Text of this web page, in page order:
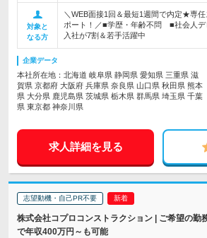
対象と
なる方
＼WEB面接1回＆最短1週間で内定★専
ポート！／■学歴・年齢不問 ■社会人
入社が7割＆若手活躍中
企業データ
本社所在地：北海道 岐阜県 静岡県 愛知県 三重県 滋
賀県 京都府 大阪府 兵庫県 奈良県 山口県 秋田県 熊本
県 大分県 鹿児島県 茨城県 栃木県 群馬県 埼玉県 千葉
県 東京都 神奈川県
求人詳細を見る
志望動機・自己PR不要
株式会社コプロコンストラクション | ご希望の勤
で年収400万円～も可能